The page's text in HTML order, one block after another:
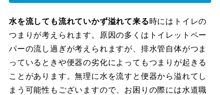
水を流しても流れていかず溢れて来る時にはトイレの
つまりが考えられます。原因の多くはトイレットペー
パーの流し過ぎが考えられますが、排水管自体がつま
っているときや便器の劣化によってもつまりが起きる
ことがあります。無理に水を流すと便器から溢れてし
まう可能性もございますので、お困りの際には水道職